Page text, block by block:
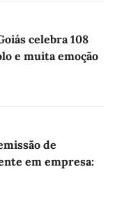
celebra 108
e muita emoção
de
em empresa: